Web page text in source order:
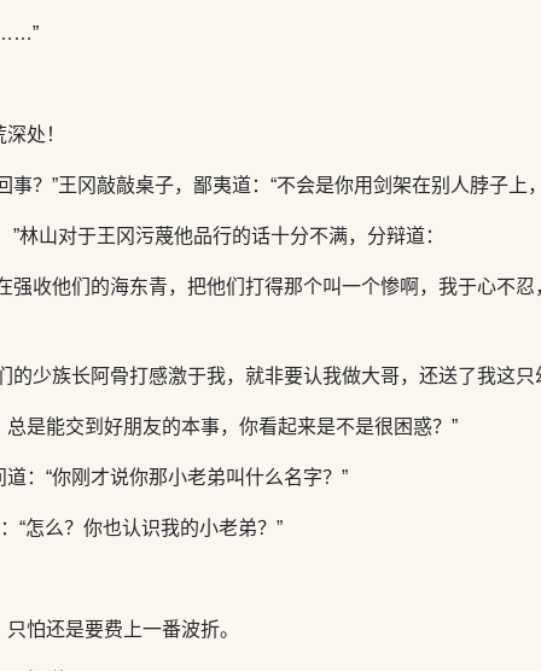
……”
处！
事？”王冈敲敲桌子，鄙夷道：“不会是你用剑架在别人脖子上
林山对于王冈污蔑他品行的话十分不满，分辩道：
强收他们的海东青，把他们打得那个叫一个惨啊，我于心不
的少族长阿骨打感激于我，就非要认我做大哥，还送了我这只
是能交到好朋友的本事，你看起来是不是很困惑？”
：“你刚才说你那小老弟叫什么名字？”
“怎么？你也认识我的小老弟？”
怕还是要费上一番波折。